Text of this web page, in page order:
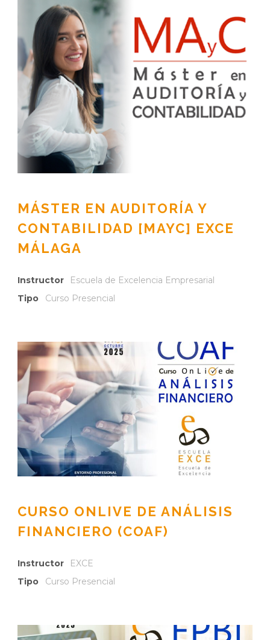
MÁSTER EN AUDITORÍA Y
CONTABILIDAD [MAYC] EXCE
MÁLAGA
Instructor
Escuela de Excelencia Empresarial
Tipo
Curso Presencial
CURSO ONLIVE DE ANÁLISIS
FINANCIERO (COAF)
Instructor
EXCE
Tipo
Curso Presencial